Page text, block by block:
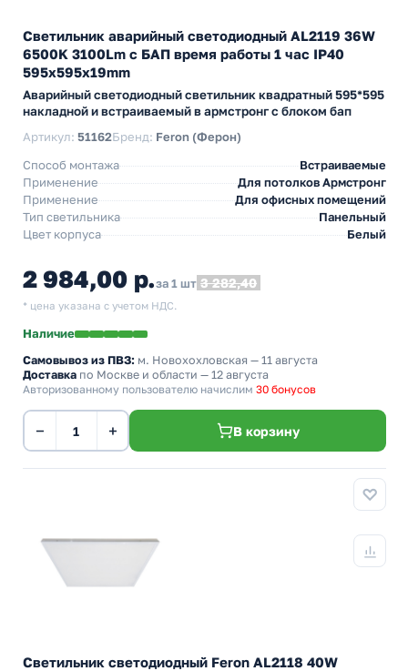
Светильник аварийный светодиодный AL2119 36W
6500K 3100Lm с БАП время работы 1 час IP40
595x595x19mm
Аварийный светодиодный светильник квадратный 595*595
накладной и встраиваемый в армстронг с блоком бап
Артикул: 51162Бренд: Feron (Ферон)
Способ монтажа
Встраиваемые
Применение
Для потолков Армстронг
Применение
Для офисных помещений
Тип светильника
Панельный
Цвет корпуса
Белый
2 984,00 р.за 1 шт 3 282,40
* цена указана с учетом НДС.
Наличие
Самовывоз из ПВЗ: м. Новохохловская — 11 августа
Доставка по Москве и области — 12 августа
Авторизованному пользователю начислим 30 бонусов
− + В корзину
Светильник светодиодный Feron AL2118 40W